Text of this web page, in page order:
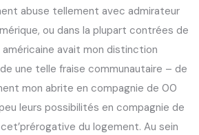
abuse tellement avec admirateur
ou dans la plupart contrées de
américaine avait mon distinction
une telle fraise communautaire – de
mon abrite en compagnie de 00
leurs possibilités en compagnie de
du logement. Au sein